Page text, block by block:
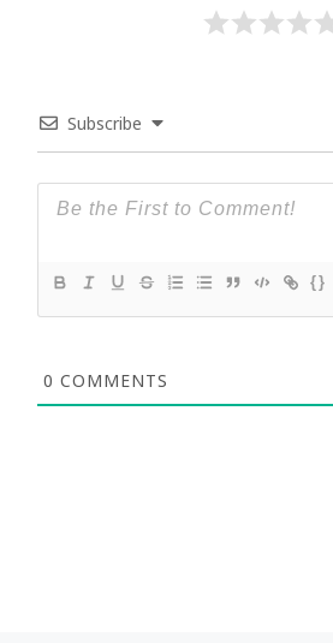
Subscribe
{}
0 COMMENTS